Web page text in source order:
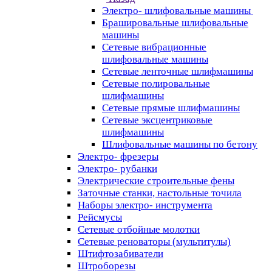
Электро- шлифовальные машины
Брашировальные шлифовальные
машины
Сетевые вибрационные
шлифовальные машины
Сетевые ленточные шлифмашины
Сетевые полировальные
шлифмашины
Сетевые прямые шлифмашины
Сетевые эксцентриковые
шлифмашины
Шлифовальные машины по бетону
Электро- фрезеры
Электро- рубанки
Электрические строительные фены
Заточные станки, настольные точила
Наборы электро- инструмента
Рейсмусы
Сетевые отбойные молотки
Сетевые реноваторы (мультитулы)
Штифтозабиватели
Штроборезы